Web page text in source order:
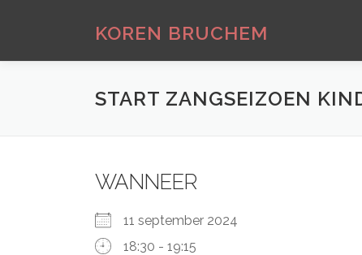
inhoud
KOREN BRUCHEM
START ZANGSEIZOEN
WANNEER
11 september 2024
18:30 - 19:15